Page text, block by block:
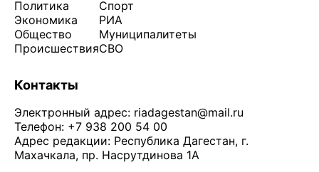
Политика
Экономика
Общество
Происшествия
Спорт
РИА
Муниципалитеты
СВО
Контакты
Электронный адрес: riadagestan@mail.ru
Телефон: +7 938 200 54 00
Адрес редакции: Республика Дагестан, г.
Махачкала, пр. Насрутдинова 1А